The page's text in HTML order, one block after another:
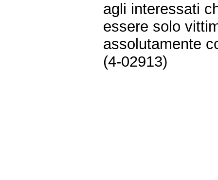
agli interessati
essere solo
assolutamente
(4-02913)